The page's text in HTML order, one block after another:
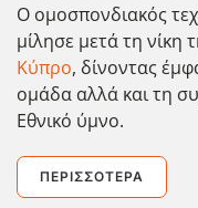
Ο ομοσπονδιακός
μίλησε μετά τη νίκη
Κύπρο, δίνοντας
ομάδα αλλά και τη
Εθνικό ύμνο.
ΠΕΡΙΣΣΌΤΕΡΑ